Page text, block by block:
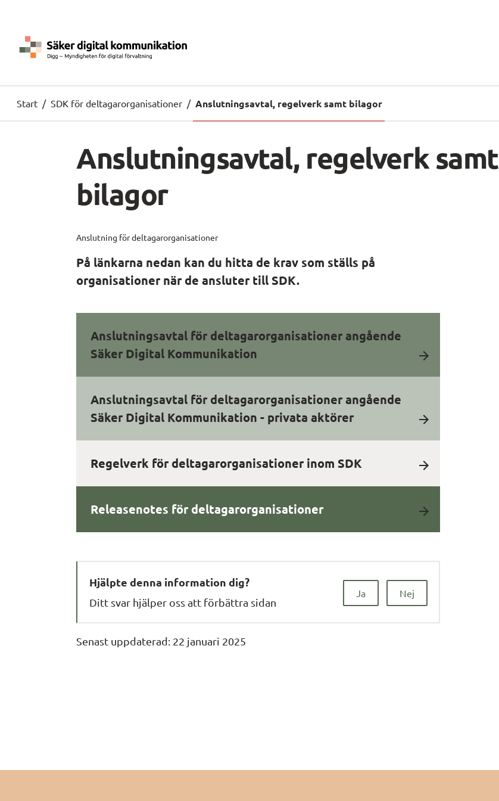
Start / SDK för deltagarorganisationer / Anslutningsavtal, regelverk samt bilagor
Anslutningsavtal, regelverk samt
bilagor
Anslutning för deltagarorganisationer
På länkarna nedan kan du hitta de krav som ställs på
organisationer när de ansluter till SDK.
Anslutningsavtal för deltagarorganisationer angående
Säker Digital Kommunikation
Anslutningsavtal för deltagarorganisationer angående
Säker Digital Kommunikation - privata aktörer
Regelverk för deltagarorganisationer inom SDK
Releasenotes för deltagarorganisationer
Hjälpte denna information dig?
Nej
Ja
Ditt svar hjälper oss att förbättra sidan
Senast uppdaterad: 22 januari 2025